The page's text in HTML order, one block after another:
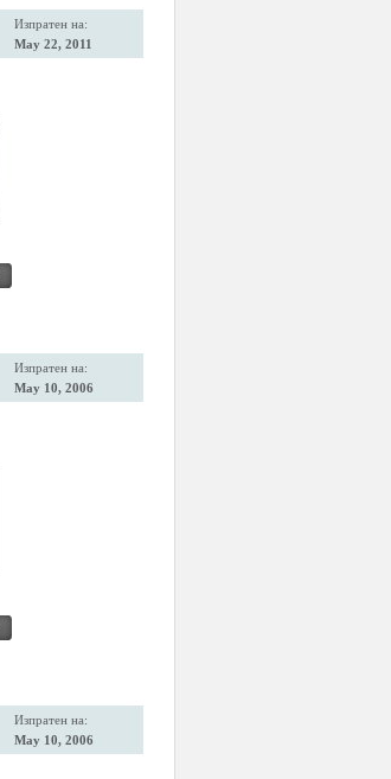
Изпратен на:
May 22, 2011
Изпратен на:
May 10, 2006
Изпратен на:
May 10, 2006